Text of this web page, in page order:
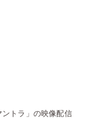
トラ」の映像配信